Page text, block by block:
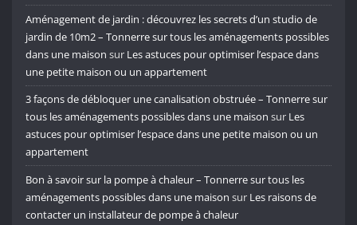
Aménagement de jardin : découvrez les secrets d’un studio de
jardin de 10m2 – Tonnerre sur tous les aménagements possibles
dans une maison sur Les astuces pour optimiser l’espace dans
une petite maison ou un appartement
3 façons de débloquer une canalisation obstruée – Tonnerre sur
tous les aménagements possibles dans une maison sur Les
astuces pour optimiser l’espace dans une petite maison ou un
appartement
Bon à savoir sur la pompe à chaleur – Tonnerre sur tous les
aménagements possibles dans une maison sur Les raisons de
contacter un installateur de pompe à chaleur